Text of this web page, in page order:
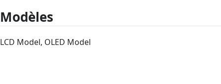
Modèles
LCD Model, OLED Model